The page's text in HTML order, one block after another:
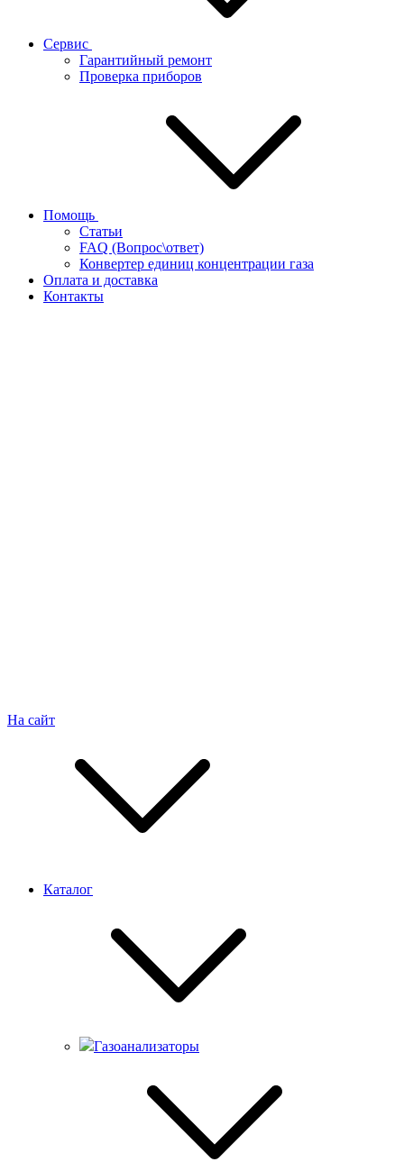
Сервис
Гарантийный ремонт
Проверка приборов
Помощь
Статьи
FAQ (Вопрос\ответ)
Конвертер единиц концентрации газа
Оплата и доставка
Контакты
На сайт
Каталог
Газоанализаторы